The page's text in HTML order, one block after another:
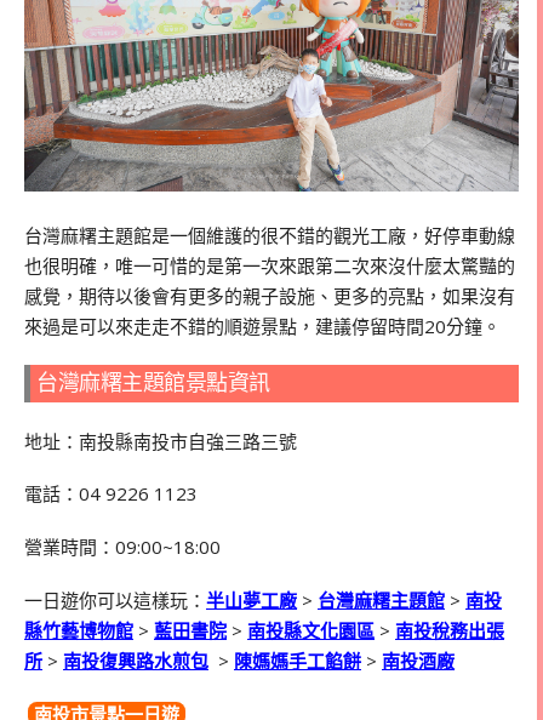
台灣麻糬主題館是一個維護的很不錯的觀光工廠，好停車動線
也很明確，唯一可惜的是第一次來跟第二次來沒什麼太驚豔的
感覺，期待以後會有更多的親子設施、更多的亮點，如果沒有
來過是可以來走走不錯的順遊景點，建議停留時間20分鐘。
台灣麻糬主題館景點資訊
地址：南投縣南投市自強三路三號
電話：04 9226 1123
營業時間： 09:00~18:00
一日遊你可以這樣玩： 半山夢工廠 > 台灣麻糬主題館 > 南投
縣竹藝博物館 > 藍田書院 > 南投縣文化園區 > 南投稅務出張
所 > 南投復興路水煎包 > 陳媽媽手工餡餅 > 南投酒廠
南投市景點一日遊